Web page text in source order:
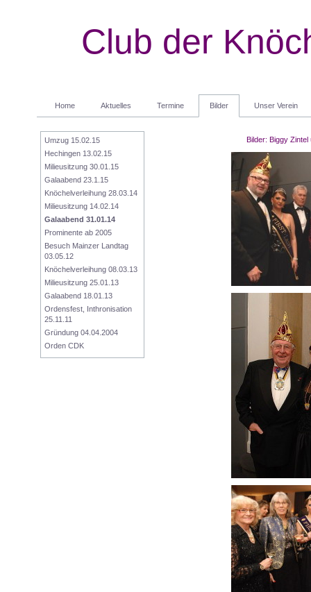
Club der
Home Aktuelles Termine Bilder Unser Verein
Umzug 15.02.15
Hechingen 13.02.15
Milieusitzung 30.01.15
Galaabend 23.1.15
Knöchelverleihung 28.03.14
Milieusitzung 14.02.14
Galaabend 31.01.14
Prominente ab 2005
Besuch Mainzer Landtag
03.05.12
Knöchelverleihung 08.03.13
Milieusitzung 25.01.13
Galaabend 18.01.13
Ordensfest, Inthronisation
25.11.11
Gründung 04.04.2004
Orden CDK
Bilder: Biggy Zintel